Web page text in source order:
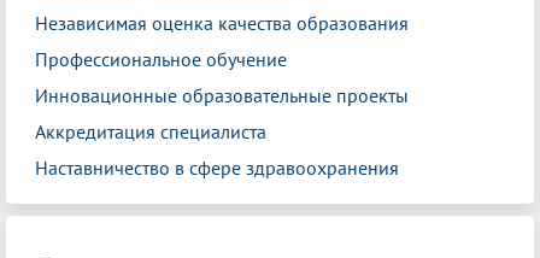
Независимая оценка качества образования
Профессиональное обучение
Инновационные образовательные проекты
Аккредитация специалиста
Наставничество в сфере здравоохранения